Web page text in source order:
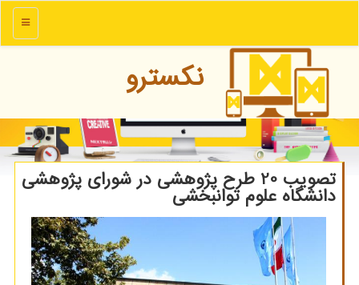
منو
نكسترو
تصویب 20 طرح پژوهشی در شورای پژوهشی
دانشگاه علوم توانبخشی